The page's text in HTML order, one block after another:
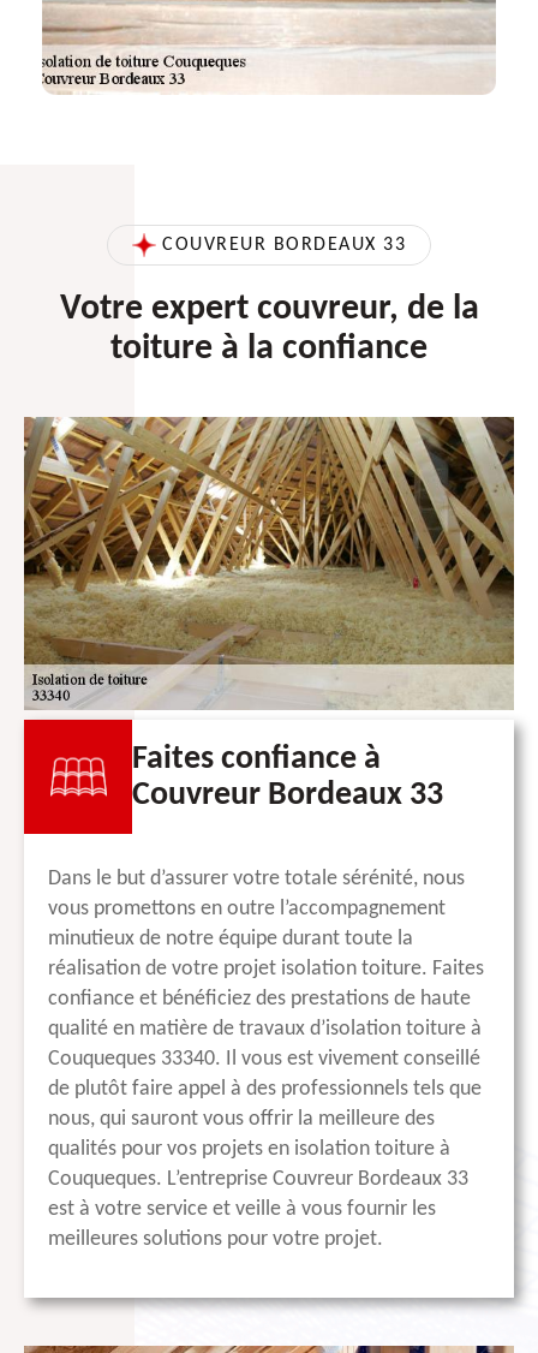
COUVREUR BORDEAUX 33
Votre expert couvreur, de la
toiture à la confiance
Faites confiance à
Couvreur Bordeaux 33
Dans le but d’assurer votre totale sérénité, nous
vous promettons en outre l’accompagnement
minutieux de notre équipe durant toute la
réalisation de votre projet isolation toiture. Faites
confiance et bénéficiez des prestations de haute
qualité en matière de travaux d’isolation toiture à
Couqueques 33340. Il vous est vivement conseillé
de plutôt faire appel à des professionnels tels que
nous, qui sauront vous offrir la meilleure des
qualités pour vos projets en isolation toiture à
Couqueques. L’entreprise Couvreur Bordeaux 33
est à votre service et veille à vous fournir les
meilleures solutions pour votre projet.